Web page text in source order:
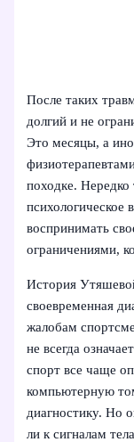
После таких
долгий и не
Это месяцы, а
походке. Нередко
психологическое
воспринимать
ограничениями,
История
своевременная
жалобам
не всегда
спорт все чаще
компьютерную
диагностику. Но
ли к сигналам